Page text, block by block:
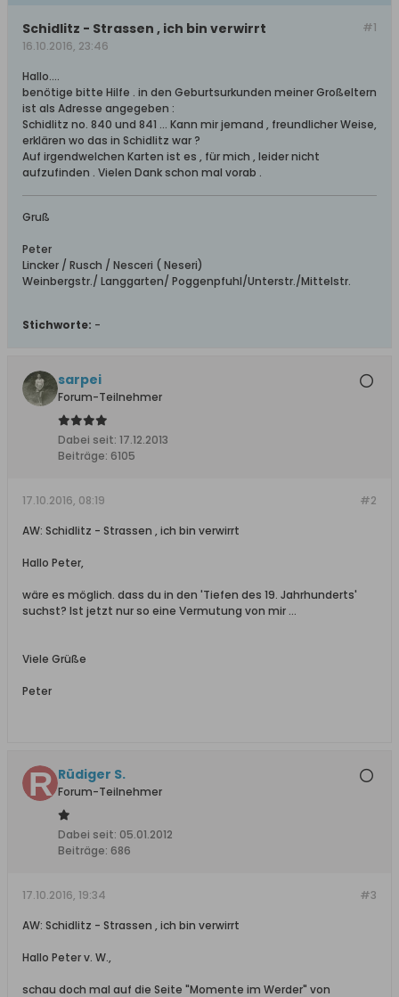
#1
Schidlitz - Strassen , ich bin verwirrt
16.10.2016, 23:46
Hallo....
benötige bitte Hilfe . in den Geburtsurkunden meiner Großeltern
ist als Adresse angegeben :
Schidlitz no. 840 und 841 ... Kann mir jemand , freundlicher Weise,
erklären wo das in Schidlitz war ?
Auf irgendwelchen Karten ist es , für mich , leider nicht
aufzufinden . Vielen Dank schon mal vorab .
Gruß
Peter
Lincker / Rusch / Nesceri ( Neseri)
Weinbergstr./ Langgarten/ Poggenpfuhl/Unterstr./Mittelstr.
Stichworte: -
sarpei
Forum-Teilnehmer
Dabei seit: 17.12.2013
Beiträge: 6105
#2
17.10.2016, 08:19
AW: Schidlitz - Strassen , ich bin verwirrt
Hallo Peter,
wäre es möglich. dass du in den 'Tiefen des 19. Jahrhunderts'
suchst? Ist jetzt nur so eine Vermutung von mir ...
Viele Grüße
Peter
Rüdiger S.
Forum-Teilnehmer
Dabei seit: 05.01.2012
Beiträge: 686
#3
17.10.2016, 19:34
AW: Schidlitz - Strassen , ich bin verwirrt
Hallo Peter v. W.,
schau doch mal auf die Seite "Momente im Werder" von